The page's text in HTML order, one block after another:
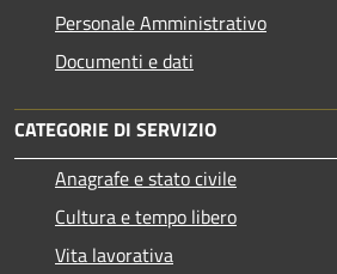
Personale Amministrativo
Documenti e dati
CATEGORIE DI SERVIZIO
Anagrafe e stato civile
Cultura e tempo libero
Vita lavorativa